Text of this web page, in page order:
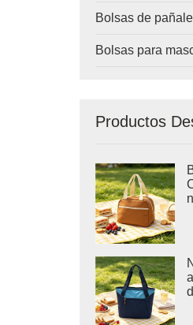
Bolsas de
Bolsas para
Productos